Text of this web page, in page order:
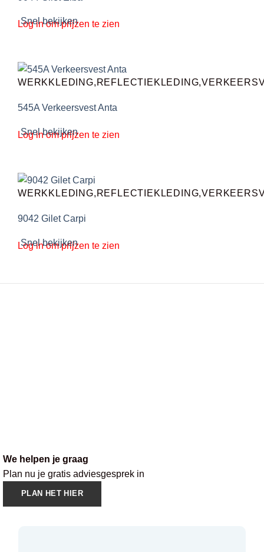
Snel bekijken
Log in om prijzen te zien
Snel bekijken
545A Verkeersvest Anta
Log in om prijzen te zien
Snel bekijken
9042 Gilet Carpi
Log in om prijzen te zien
We helpen je graag
Plan nu je gratis adviesgesprek in
PLAN HET HIER